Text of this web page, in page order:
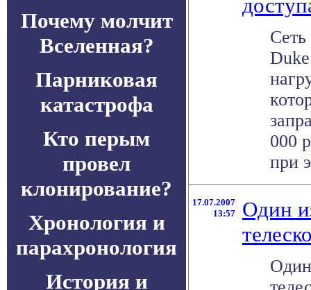
Почему молчит
Вселенная?
Парниковая
катастрофа
Кто перым
провел
клонирование?
Хронология и
парахронология
История и
000
при
17.07.2007
13:57
Один